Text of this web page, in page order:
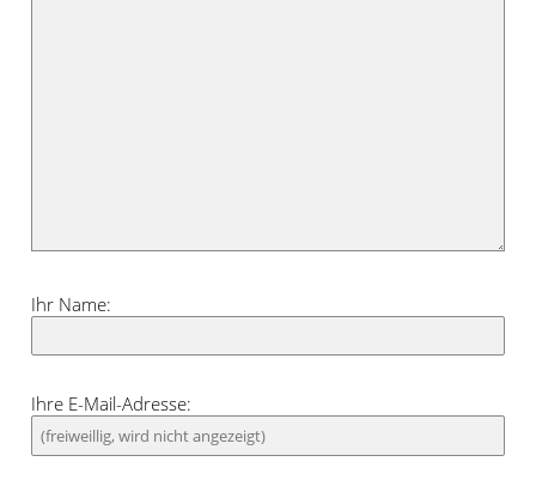
dunklen und intensiven Farben an.
Ihr Name:
Ihre E-Mail-Adresse: